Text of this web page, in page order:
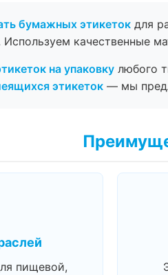
бумажных этикеток для
качественные
на упаковку любого
этикеток — мы
пищевой,